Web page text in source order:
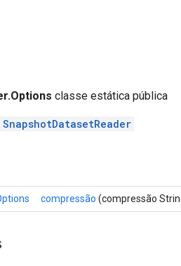
classe estática pública
SnapshotDatasetReader
compressão (compressão